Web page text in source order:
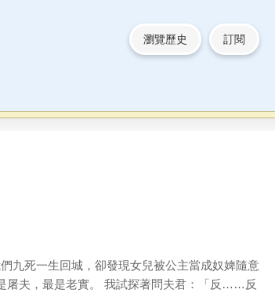
瀏覽歷史 訂閱
九死一生回城，卻發現女兒被公主當成奴婢隨意
屠夫，最是老實。 我試探著問夫君：「反……反